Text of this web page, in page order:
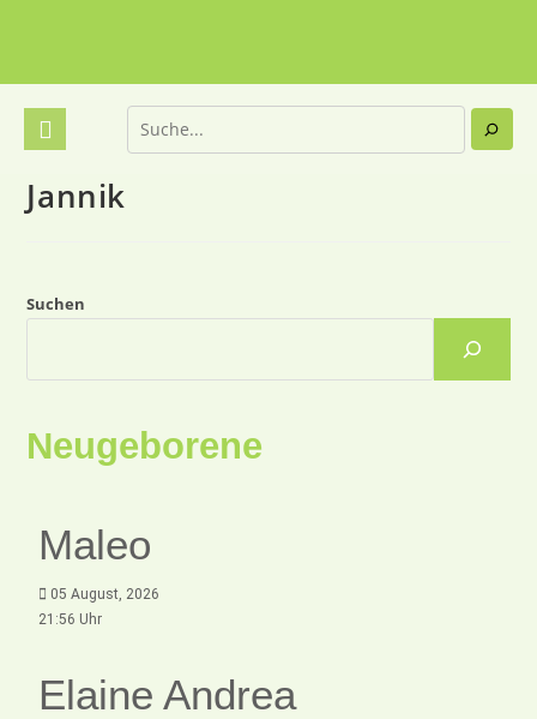
Jannik
Suchen
Neugeborene
Maleo
05 August, 2026
21:56 Uhr
Elaine Andrea